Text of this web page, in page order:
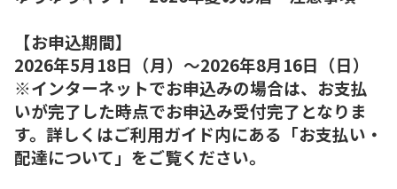
【お申込期間】
2026年5月18日（月）～2026年8月16日（日）
※インターネットでお申込みの場合は、お支払
いが完了した時点でお申込み受付完了となりま
す。詳しくはご利用ガイド内にある「お支払い・
配達について」をご覧ください。